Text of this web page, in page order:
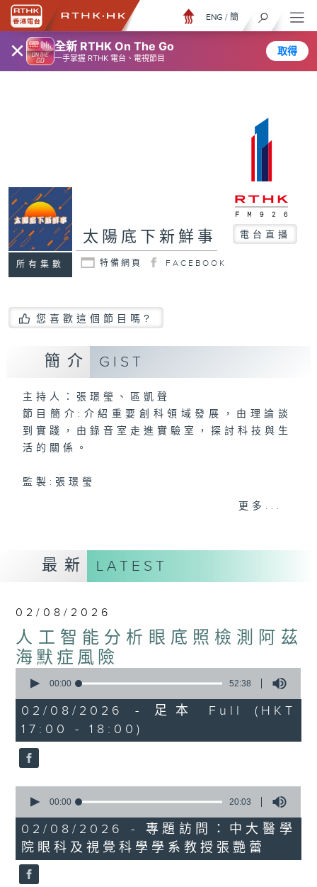
× 全新 RTHK On The Go
一手掌握 RTHK 電台、電視節目
取得
ENG / 簡
所有集數
太陽底下新鮮事 電台直播
特備網頁 FACEBOOK
您喜歡這個節目嗎?
簡介 GIST
主持人：張璟瑩、區凱聲
節目簡介:介紹重要創科領域發展，由理論談
到實踐，由錄音室走進實驗室，探討科技與生
活的關係。
監製:張璟瑩
更多...
最新 LATEST
02/08/2026
人工智能分析眼底照檢測阿茲
海默症風險
seconds
52
minutes,
38
seconds
00:00 52:38
02/08/2026 - 足本 Full (HKT
17:00 - 18:00)
seconds
20
minutes,
3
seconds
00:00 20:03
02/08/2026 - 專題訪問：中大醫學
院眼科及視覺科學學系教授張艷蕾